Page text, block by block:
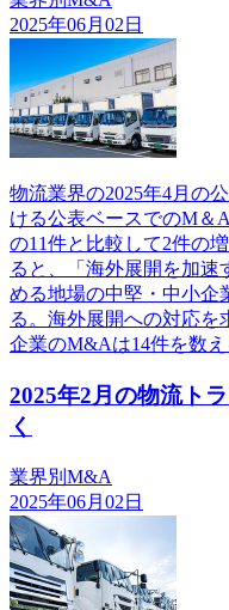
2025年06月02日
物流業界の2025年4月の
ける公表ベースでのM＆
の11件と比較して2件の
ると、「海外展開を加速
める地場の中堅・中小企
る。海外展開への対応を
企業のM&Aは14件を数
2025年2月の物流ト
く
業界別M&A
2025年06月02日